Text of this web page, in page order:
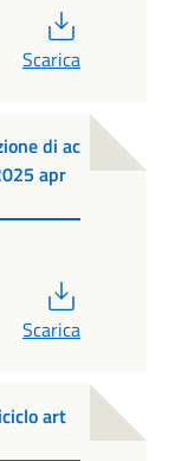
Scarica
di ac
apr
Scarica
art